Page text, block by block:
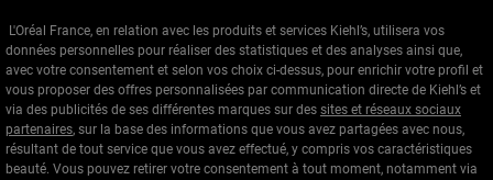
L'Oréal France, en relation avec les produits et services Kiehl’s, utilisera vos
données personnelles pour réaliser des statistiques et des analyses ainsi que,
avec votre consentement et selon vos choix ci-dessus, pour enrichir votre profil et
vous proposer des offres personnalisées par communication directe de Kiehl’s et
via des publicités de ses différentes marques sur des sites et réseaux sociaux
partenaires, sur la base des informations que vous avez partagées avec nous,
résultant de tout service que vous avez effectué, y compris vos caractéristiques
beauté. Vous pouvez retirer votre consentement à tout moment, notamment via